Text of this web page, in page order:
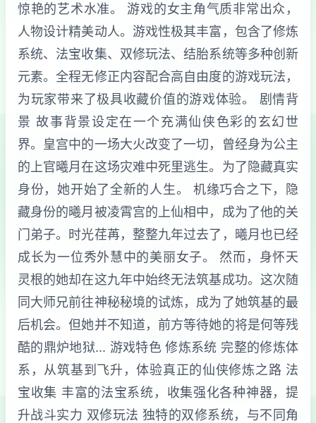
惊艳的艺术水准。 游戏的女主角气质非常出众，
人物设计精美动人。游戏性极其丰富，包含了修炼
系统、法宝收集、双修玩法、结胎系统等多种创新
元素。全程无修正内容配合高自由度的游戏玩法，
为玩家带来了极具收藏价值的游戏体验。 剧情背
景 故事背景设定在一个充满仙侠色彩的玄幻世
界。皇宫中的一场大火改变了一切，曾经身为公主
的上官曦月在这场灾难中死里逃生。为了隐藏真实
身份，她开始了全新的人生。 机缘巧合之下，隐
藏身份的曦月被凌霄宫的上仙相中，成为了他的关
门弟子。时光荏苒，整整九年过去了，曦月也已经
成长为一位秀外慧中的美丽女子。 然而，身怀天
灵根的她却在这九年中始终无法筑基成功。这次随
同大师兄前往神秘秘境的试炼，成为了她筑基的最
后机会。但她并不知道，前方等待她的将是何等残
酷的鼎炉地狱... 游戏特色 修炼系统 完整的修炼体
系，从筑基到飞升，体验真正的仙侠修炼之路 法
宝收集 丰富的法宝系统，收集强化各种神器，提
升战斗实力 双修玩法 独特的双修系统，与不同角